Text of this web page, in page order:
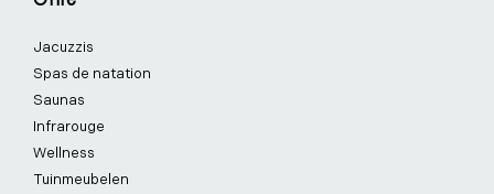
o
-
f
-
i
Jacuzzis
Spas de natation
Saunas
Infrarouge
Wellness
Tuinmeubelen